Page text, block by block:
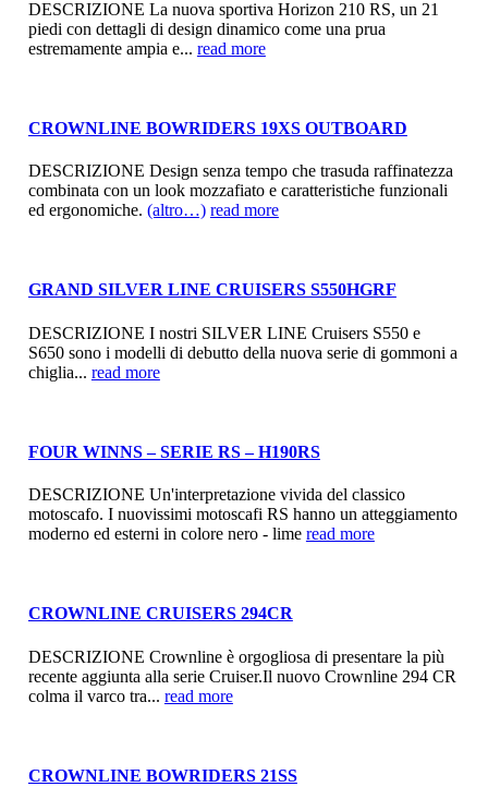
DESCRIZIONE La nuova sportiva Horizon 210 RS, un 21
piedi con dettagli di design dinamico come una prua
estremamente ampia e... read more
CROWNLINE BOWRIDERS 19XS OUTBOARD
DESCRIZIONE Design senza tempo che trasuda raffinatezza
combinata con un look mozzafiato e caratteristiche funzionali
ed ergonomiche. (altro…) read more
GRAND SILVER LINE CRUISERS S550HGRF
DESCRIZIONE I nostri SILVER LINE Cruisers S550 e
S650 sono i modelli di debutto della nuova serie di gommoni a
chiglia... read more
FOUR WINNS – SERIE RS – H190RS
DESCRIZIONE Un'interpretazione vivida del classico
motoscafo. I nuovissimi motoscafi RS hanno un atteggiamento
moderno ed esterni in colore nero - lime read more
CROWNLINE CRUISERS 294CR
DESCRIZIONE Crownline è orgogliosa di presentare la più
recente aggiunta alla serie Cruiser.Il nuovo Crownline 294 CR
colma il varco tra... read more
CROWNLINE BOWRIDERS 21SS